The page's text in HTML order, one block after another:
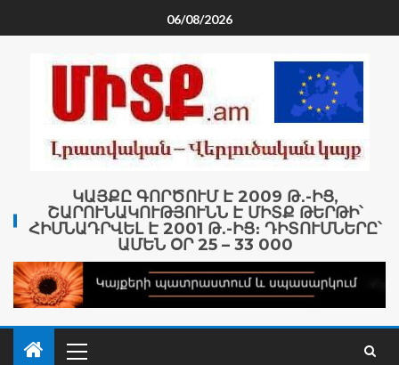
06/08/2026
ԿԱՅՔԸ ԳՈՐԾՈՒՄ Է 2009 Թ․-ԻՑ,
ՇԱՐՈՒՆԱԿՈՒԹՅՈՒՆՆ Է ՄԻՏՔ ԹԵՐԹԻ՝
ՀԻՄՆԱԴՐՎԵԼ Է 2001 Թ․-ԻՑ։ ԴԻՏՈՒՄՆԵՐԸ՝
ԱՄԵՆ ՕՐ 25 – 33 000